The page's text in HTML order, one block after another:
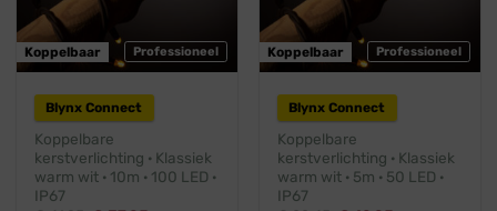
Professioneel
Koppelbaar
Blynx Connect
Koppelbare
kerstverlichting · Klassiek
warm wit · 10m · 100 LED ·
IP67
Professioneel
Koppelbaar
Blynx Connect
Koppelbare
kerstverlichting · Klassiek
warm wit · 5m · 50 LED ·
IP67